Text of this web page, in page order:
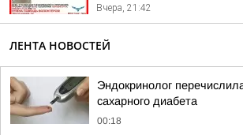
Вчера, 21:42
ЛЕНТА НОВОСТЕЙ
Эндокринолог
сахарного диабета
00:18